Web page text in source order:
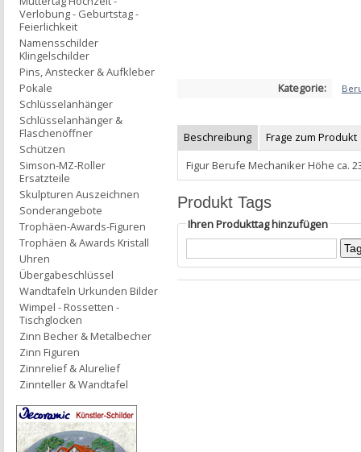
Kategorie:
Beschreibung
Frage zum Produkt
Figur Berufe Mechaniker Höhe ca.
Produkt Tags
Ihren Produkttag hinzufügen
Verlobung - Geburtstag -
Feierlichkeit
Namensschilder
Klingelschilder
Pins, Anstecker & Aufkleber
Pokale
Schlüsselanhänger
Schlüsselanhänger &
Flaschenöffner
Schützen
Simson-MZ-Roller
Ersatzteile
Skulpturen Auszeichnen
Sonderangebote
Trophäen-Awards-Figuren
Trophäen & Awards Kristall
Uhren
Übergabeschlüssel
Wandtafeln Urkunden Bilder
Wimpel - Rossetten -
Tischglocken
Zinn Becher & Metalbecher
Zinn Figuren
Zinnrelief & Alurelief
Zinnteller & Wandtafel